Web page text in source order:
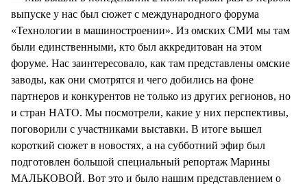
выпуске у нас был сюжет с международного форума
«Технологии в машиностроении». Из омских СМИ мы там
были единственными, кто был аккредитован на этом
форуме. Нас заинтересовало, как там представлены омские
заводы, как они смотрятся и чего добились на фоне
партнеров и конкурентов не только из других регионов, но
и стран НАТО. Мы посмотрели, какие у них перспективы,
поговорили с участниками выставки. В итоге вышел
короткий сюжет в новостях, а на субботний эфир был
подготовлен большой специальный репортаж Марины
МАЛЬКОВОЙ. Вот это и было нашим представлением о